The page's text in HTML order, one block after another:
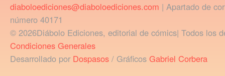
diaboloediciones@diaboloediciones.com | Apartado de
número 40171
© 2026Diábolo Ediciones, editorial de cómics| Todos los
Condiciones Generales
Desarrollado por Dospasos / Gráficos Gabriel Corbera